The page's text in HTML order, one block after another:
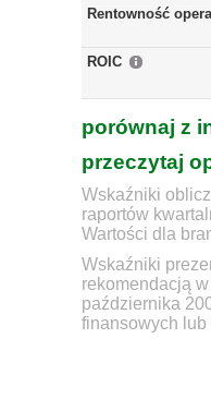
Rentowność
ROIC
porównaj z
przeczytaj
Wskaźniki
raportów
Wartości dla
Wskaźniki
rekomendacją
października
finansowych lub